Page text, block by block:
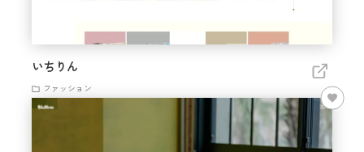
いちりん
ファッション